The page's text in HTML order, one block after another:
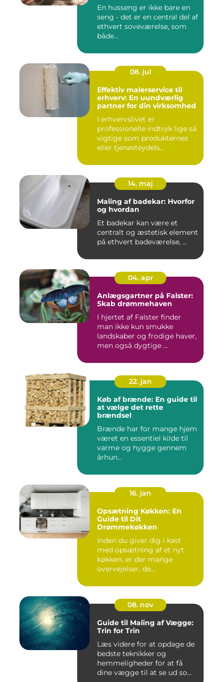
En husseng er ikke bare en
seng - det er en central del af
ethvert soveværelse, som
både...
08. jul
Effektiv malerservice til
erhverv: En uundværlig
partner for din virksomhed
I erhvervslivet er
professionelle indtryk lige så
vigtige som produkternes
eller tjenesteydels...
14. maj
Maling af badekar: Hvorfor
og hvordan
Et badekar kan være et
centralt og æstetisk element
på ethvert badeværelse, ...
04. apr
Anlægsgartner på Falster:
Skab drømmehaven
I hjertet af Falster finder
man ikke kun smukke
landskaber og frodige haver,
men også dygtige ...
22. jan
Køb af brænde: En guide til
at vælge det rette
brændsel
Brænde har for mange hjem
været en essentiel kilde til
varme og hygge gennem
århun...
16. jan
Opsætning Køkken: En
Guide til Dit
Drømmekøkken
Inden du giver dig i kast
med opsætning af et nyt
køkken, er der mange
overvejelser, de...
08. nov
Guide til Maling af Vægge:
Trin for Trin
Læs videre for at opdage de
bedste teknikker og
hemmeligheder for at få
dine vægge til at se ud som